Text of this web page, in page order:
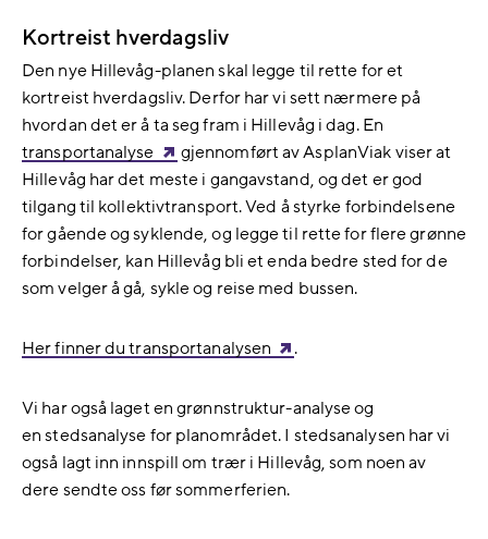
Kortreist hverdagsliv
Den nye Hillevåg-planen skal legge til rette for et
kortreist hverdagsliv. Derfor har vi sett nærmere på
hvordan det er å ta seg fram i Hillevåg i dag. En
transportanalyse
gjennomført av AsplanViak viser at
Hillevåg har det meste i gangavstand, og det er god
tilgang til kollektivtransport.​Ved å styrke forbindelsene
for gående og syklende, og legge til rette for flere grønne
forbindelser, kan Hillevåg bli et enda bedre sted for de
som velger å gå, sykle og reise med bussen.
Her finner du transportanalysen .
Vi har også laget en grønnstruktur-analyse og
en stedsanalyse for planområdet. I stedsanalysen har vi
også lagt inn innspill om trær i Hillevåg, som noen av
dere sendte oss før sommerferien.